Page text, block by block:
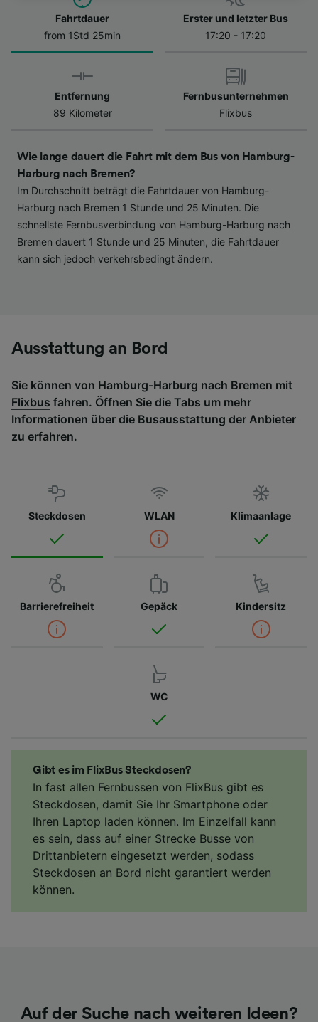
Fahrtdauer
from 1Std 25min
Erster und letzter Bus
17:20 - 17:20
Entfernung
89 Kilometer
Fernbusunternehmen
Flixbus
Wie lange dauert die Fahrt mit dem Bus von Hamburg-
Harburg nach Bremen?
Im Durchschnitt beträgt die Fahrtdauer von Hamburg-
Harburg nach Bremen 1 Stunde und 25 Minuten. Die
schnellste Fernbusverbindung von Hamburg-Harburg nach
Bremen dauert 1 Stunde und 25 Minuten, die Fahrtdauer
kann sich jedoch verkehrsbedingt ändern.
Ausstattung an Bord
Sie können von Hamburg-Harburg nach Bremen mit
Flixbus fahren. Öffnen Sie die Tabs um mehr
Informationen über die Busausstattung der Anbieter
zu erfahren.
Steckdosen WLAN Klimaanlage
Barrierefreiheit Gepäck Kindersitz
WC
Gibt es im FlixBus Steckdosen?
In fast allen Fernbussen von FlixBus gibt es
Steckdosen, damit Sie Ihr Smartphone oder
Ihren Laptop laden können. Im Einzelfall kann
es sein, dass auf einer Strecke Busse von
Drittanbietern eingesetzt werden, sodass
Steckdosen an Bord nicht garantiert werden
können.
Auf der Suche nach weiteren Ideen?
Datenschutzrichtlinie. Diese Präferenzen
werden unseren Partnern signalisiert und
haben keinen Einfluss auf Surfdaten. Ihre
Daten werden nicht für Tracking-Zwecke
verwendet, wenn Sie uns gebeten haben, Ihr
Surfverhalten nicht zu verfolgen.
Folgendes bereitzustellen:
Verwendung genauer Standortdaten.
Endgeräteeigenschaften zur Identifikation
aktiv abfragen. Speichern von oder Zugriff auf
Informationen auf einem Endgerät.
Personalisierte Werbung und Inhalte, Messung
von Werbeleistung und der Performance von
Inhalten, Zielgruppenforschung sowie
Entwicklung und Verbesserung von